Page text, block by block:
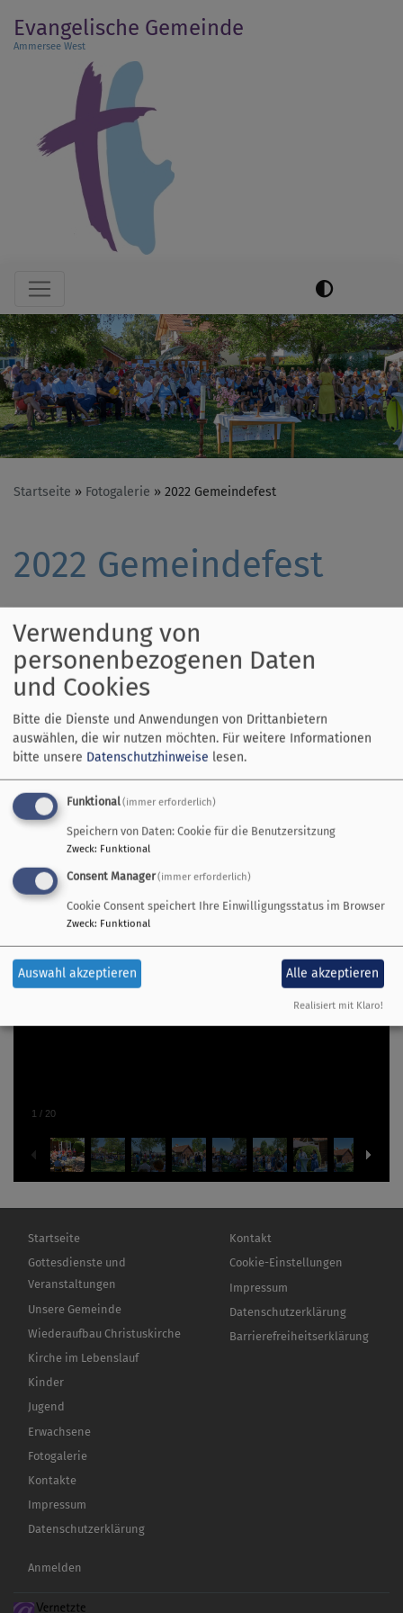
zum
Inhalt
Evangelische Gemeinde
Ammersee West
Hauptnavigation
Startseite Fotogalerie 2022 Gemeindefest
2022 Gemeindefest
1 / 20
Hauptnavigation
Startseite
Gottesdienste und
Veranstaltungen
Unsere Gemeinde
Wiederaufbau Christuskirche
Kirche im Lebenslauf
Kinder
Jugend
Erwachsene
Fotogalerie
Kontakte
Impressum
Datenschutzerklärung
Fußbereichsmenü
Kontakt
Cookie-Einstellungen
Impressum
Datenschutzerklärung
Barrierefreiheitserklärung
Benutzermenü
Anmelden
Verwendung von
personenbezogenen Daten
und Cookies
Bitte die Dienste und Anwendungen von Drittanbietern
auswählen, die wir nutzen möchten. Für weitere Informationen
bitte unsere Datenschutzhinweise lesen.
Funktional(immer erforderlich)
Speichern von Daten: Cookie für die Benutzersitzung
Zweck: Funktional
Consent Manager(immer erforderlich)
Cookie Consent speichert Ihre Einwilligungsstatus im Browser
Zweck: Funktional
Auswahl akzeptieren Alle akzeptieren
Realisiert mit Klaro!